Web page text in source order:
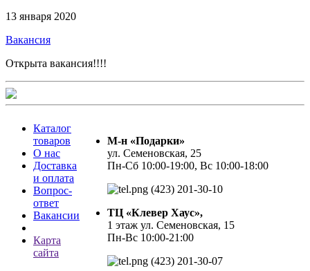
13 января 2020
Вакансия
Открыта вакансия!!!!
Каталог
товаров
О нас
Доставка
и оплата
Вопрос-
ответ
Вакансии
Карта
сайта
М-н «Подарки»
ул. Семеновская, 25
Пн-Сб 10:00-19:00, Вс 10:00-18:00
(423) 201-30-10
ТЦ «Клевер Хаус»,
1 этаж ул. Семеновская, 15
Пн-Вс 10:00-21:00
(423) 201-30-07